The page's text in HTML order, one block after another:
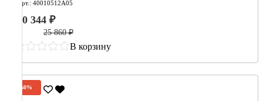
Арт.: 40010512А05
10 344 ₽
25 860 ₽
В корзину
-60%